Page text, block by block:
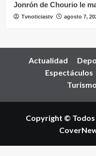
Jonrón de Chourio le
Tvnoticiastv agosto 7,
Actualidad
Espectáculos
Copyright ©